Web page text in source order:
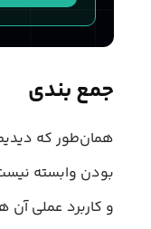
جمع بندی
همان‌طور که
بودن وابسته
و کاربرد عملی آن